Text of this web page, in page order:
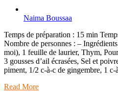
Naima Boussaa
Temps de préparation : 15 min
Nombre de personnes : –
moi), 1 feuille de laurier, Thym,
3 gousses d’ail écrasées, Sel et
piment, 1/2 c-à-c de gingembre, 1
Read More